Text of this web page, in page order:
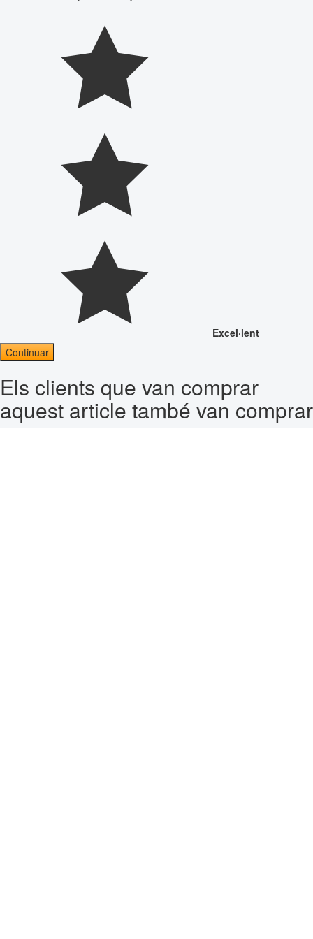
Excel·lent
Continuar
Els clients que van comprar
aquest article també van comprar